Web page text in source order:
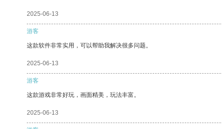
2025-06-13
游客
这款软件非常实用，可以帮助我解决很多问题。
2025-06-13
游客
这款游戏非常好玩，画面精美，玩法丰富。
2025-06-13